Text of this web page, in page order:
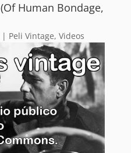
(Of Human Bondage,
| Peli Vintage, Videos